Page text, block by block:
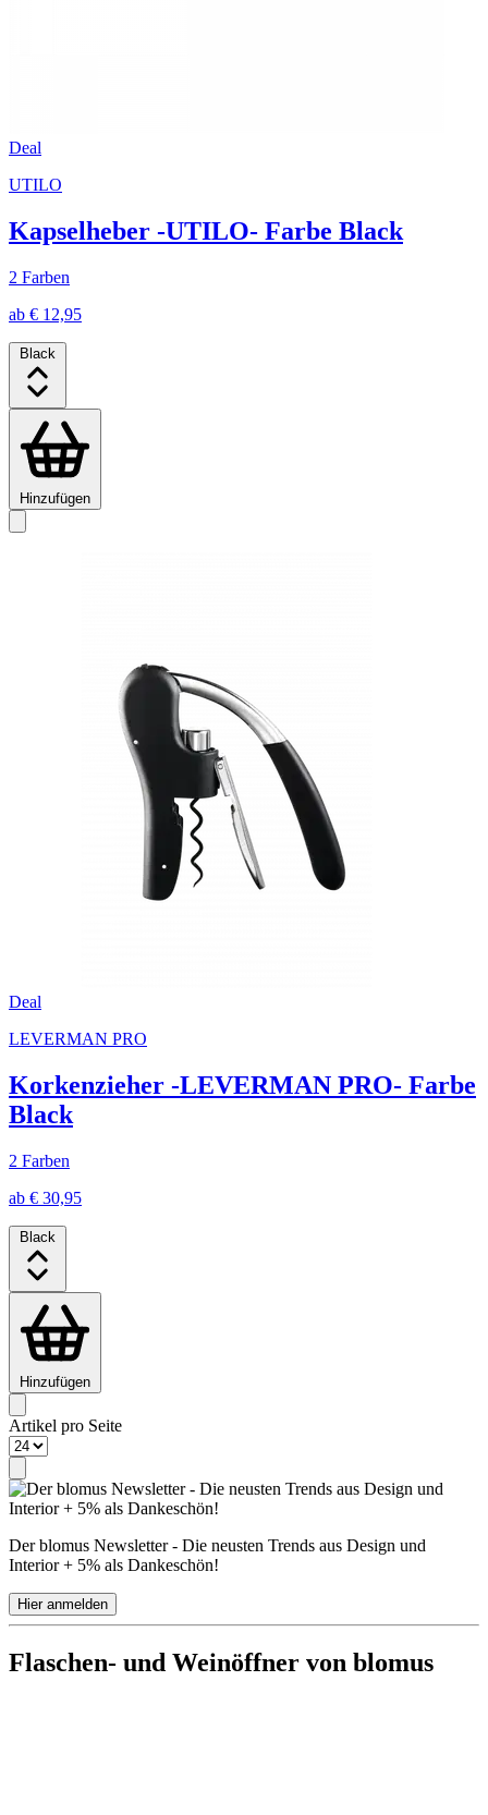
Deal
UTILO
Kapselheber -UTILO- Farbe Black
2 Farben
ab € 12,95
Black
Hinzufügen
Deal
LEVERMAN PRO
Korkenzieher -LEVERMAN PRO- Farbe
Black
2 Farben
ab € 30,95
Black
Hinzufügen
Artikel pro Seite
Der blomus Newsletter - Die neusten Trends aus Design und
Interior + 5% als Dankeschön!
Hier anmelden
Flaschen- und Weinöffner von blomus